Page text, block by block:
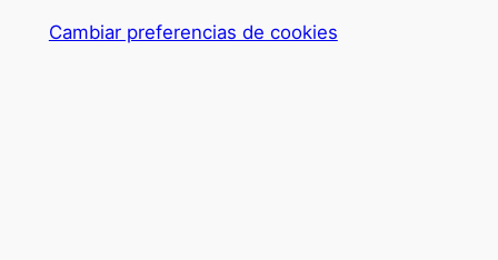
Cambiar preferencias de cookies